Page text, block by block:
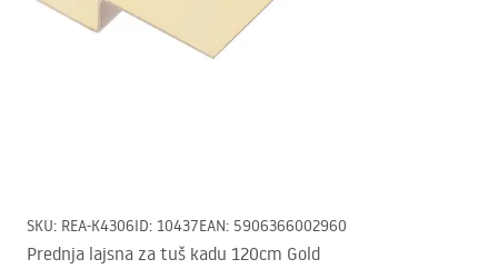
SKU: REA-K4306ID: 10437EAN: 5906366002960
Prednja lajsna za tuš kadu 120cm Gold